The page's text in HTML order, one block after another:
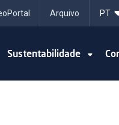
Arquivo
Sustentabilidade